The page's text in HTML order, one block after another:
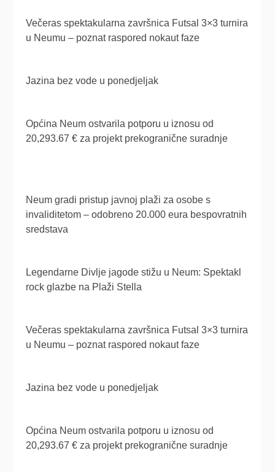
Večeras spektakularna završnica Futsal 3×3 turnira
u Neumu – poznat raspored nokaut faze
Jazina bez vode u ponedjeljak
Općina Neum ostvarila potporu u iznosu od
20,293.67 € za projekt prekogranične suradnje
Neum gradi pristup javnoj plaži za osobe s
invaliditetom – odobreno 20.000 eura bespovratnih
sredstava
Legendarne Divlje jagode stižu u Neum: Spektakl
rock glazbe na Plaži Stella
Večeras spektakularna završnica Futsal 3×3 turnira
u Neumu – poznat raspored nokaut faze
Jazina bez vode u ponedjeljak
Općina Neum ostvarila potporu u iznosu od
20,293.67 € za projekt prekogranične suradnje